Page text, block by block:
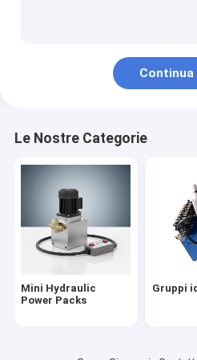
valvola di controllo idraulica
Serbatoi idraulici di plastica
Motore del blocco
Pompe idrauliche
Cilindri idraulici a semplice
Continua
Le Nostre Categorie
Mini Hydraulic
Power Packs
Gruppi